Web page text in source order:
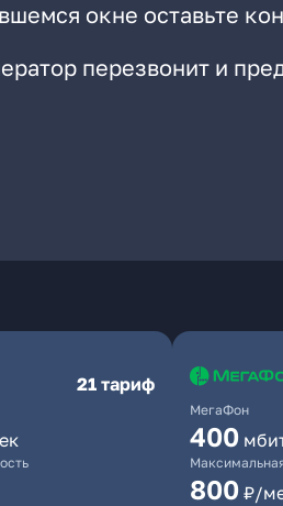
окне оставьте
перезвонит и
21 тариф
МегаФон
400
800 ₽/